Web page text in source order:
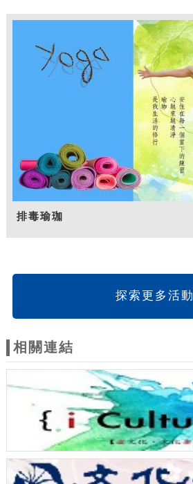
排毒瑜珈
探索更多活動
相關連結